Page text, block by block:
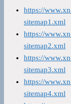
https://
sitemap1.xml
https://
sitemap2.xml
https://
sitemap3.xml
https://
sitemap4.xml